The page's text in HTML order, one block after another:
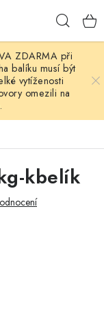
ZDARMA při
balíku musí být
vytíženosti
omezili na
kbelík